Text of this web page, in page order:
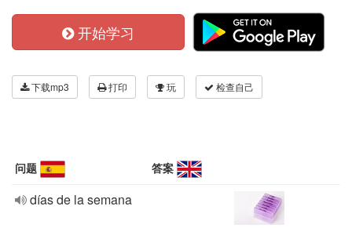
开始学习
下载mp3 打印 玩 检查自己
问题 答案
días de la semana